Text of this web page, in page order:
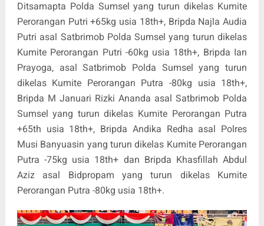
Ditsamapta Polda Sumsel yang turun dikelas Kumite
Perorangan Putri +65kg usia 18th+, Bripda Najla Audia
Putri asal Satbrimob Polda Sumsel yang turun dikelas
Kumite Perorangan Putri -60kg usia 18th+, Bripda Ian
Prayoga, asal Satbrimob Polda Sumsel yang turun
dikelas Kumite Perorangan Putra -80kg usia 18th+,
Bripda M Januari Rizki Ananda asal Satbrimob Polda
Sumsel yang turun dikelas Kumite Perorangan Putra
+65th usia 18th+, Bripda Andika Redha asal Polres
Musi Banyuasin yang turun dikelas Kumite Perorangan
Putra -75kg usia 18th+ dan Bripda Khasfillah Abdul
Aziz asal Bidpropam yang turun dikelas Kumite
Perorangan Putra -80kg usia 18th+.